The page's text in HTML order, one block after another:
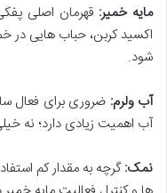
مایه خمیر: قهرمان اصلی
اکسید کربن، حباب هایی در
شود.
آب ولرم: ضروری برای فعال
آب اهمیت زیادی دارد؛ نه
نمک:گرچه به مقدار کم